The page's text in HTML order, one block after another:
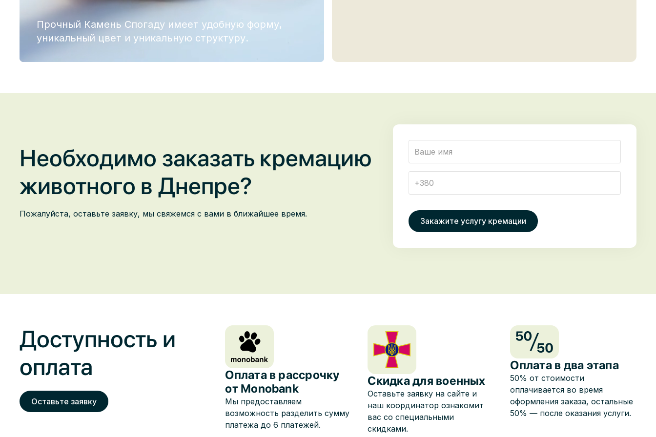
Прочный Камень Спогаду имеет удобную форму,
уникальный цвет и уникальную структуру.
Необходимо заказать кремацию
животного в Днепре?
Пожалуйста, оставьте заявку, мы свяжемся с вами в ближайшее время.
Доступность и
оплата
Оставьте заявку
Оплата в рассрочку
от Monobank
Мы предоставляем
возможность разделить сумму
платежа до 6 платежей.
Скидка для военных
Оставьте заявку на сайте и
наш координатор ознакомит
вас со специальными
скидками.
Оплата в два этапа
50% от стоимости
оплачивается во время
оформления заказа, остальные
50% — после оказания услуги.